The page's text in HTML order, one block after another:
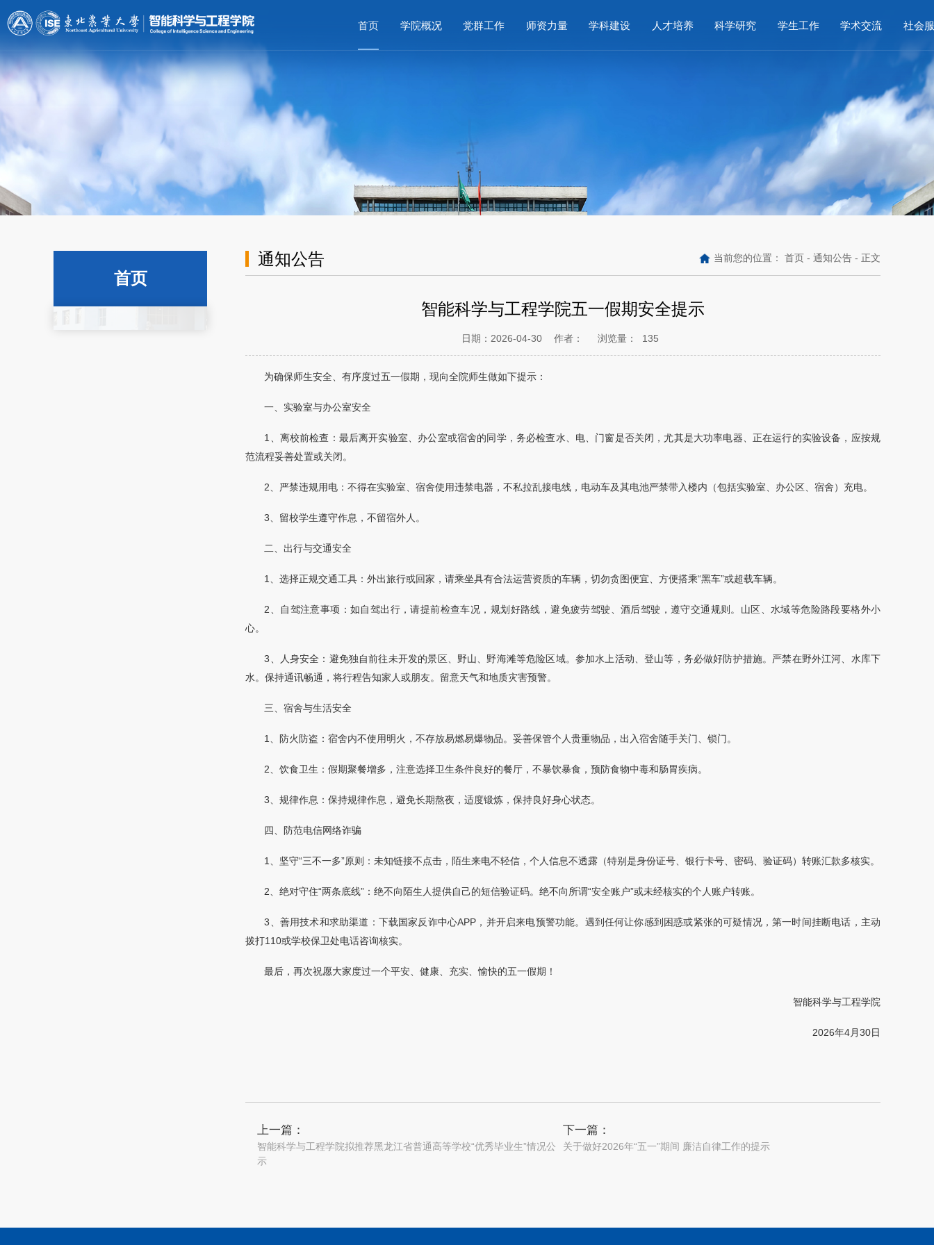
首页 学院概况 党群工作 师资力量 学科建设 人才培养 科学研究 学生工作 学术交流 社会
首页
通知公告 当前您的位置： 首页 - 通知公告 - 正文
智能科学与工程学院五一假期安全提示
日期：2026-04-30 作者： 浏览量： 135
为确保师生安全、有序度过五一假期，现向全院师生做如下提示：
一、实验室与办公室安全
1、离校前检查：最后离开实验室、办公室或宿舍的同学，务必检查水、电、门窗是否关闭，尤其是大功率电器、正在运行的实验设备，应按规
范流程妥善处置或关闭。
2、严禁违规用电：不得在实验室、宿舍使用违禁电器，不私拉乱接电线，电动车及其电池严禁带入楼内（包括实验室、办公区、宿舍）充电。
3、留校学生遵守作息，不留宿外人。
二、出行与交通安全
1、选择正规交通工具：外出旅行或回家，请乘坐具有合法运营资质的车辆，切勿贪图便宜、方便搭乘“黑车”或超载车辆。
2、自驾注意事项：如自驾出行，请提前检查车况，规划好路线，避免疲劳驾驶、酒后驾驶，遵守交通规则。山区、水域等危险路段要格外小
心。
3、人身安全：避免独自前往未开发的景区、野山、野海滩等危险区域。参加水上活动、登山等，务必做好防护措施。严禁在野外江河、水库下
水。保持通讯畅通，将行程告知家人或朋友。留意天气和地质灾害预警。
三、宿舍与生活安全
1、防火防盗：宿舍内不使用明火，不存放易燃易爆物品。妥善保管个人贵重物品，出入宿舍随手关门、锁门。
2、饮食卫生：假期聚餐增多，注意选择卫生条件良好的餐厅，不暴饮暴食，预防食物中毒和肠胃疾病。
3、规律作息：保持规律作息，避免长期熬夜，适度锻炼，保持良好身心状态。
四、防范电信网络诈骗
1、坚守“三不一多”原则：未知链接不点击，陌生来电不轻信，个人信息不透露（特别是身份证号、银行卡号、密码、验证码）转账汇款多核实。
2、绝对守住“两条底线”：绝不向陌生人提供自己的短信验证码。绝不向所谓“安全账户”或未经核实的个人账户转账。
3、善用技术和求助渠道：下载国家反诈中心APP，并开启来电预警功能。遇到任何让你感到困惑或紧张的可疑情况，第一时间挂断电话，主动
拨打110或学校保卫处电话咨询核实。
最后，再次祝愿大家度过一个平安、健康、充实、愉快的五一假期！
智能科学与工程学院
2026年4月30日
上一篇：
智能科学与工程学院拟推荐黑龙江省普通高等学校“优秀毕业生”情况公
示
下一篇：
关于做好2026年“五一”期间 廉洁自律工作的提示